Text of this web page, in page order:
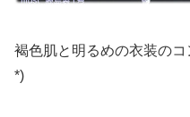
褐色肌と明るめの衣装の
*)